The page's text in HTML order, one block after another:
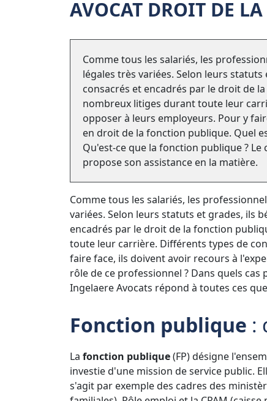
AVOCAT DROIT DE
Comme tous les salariés, les
légales très variées. Selon leurs
consacrés et encadrés par le droit de
nombreux litiges durant toute leur
opposer à leurs employeurs. Pour y
en droit de la fonction publique. Quel
Qu'est-ce que la fonction publique ?
propose son assistance en la matière.
Comme tous les salariés, les
variées. Selon leurs statuts et grades, ils
encadrés par le droit de la fonction
toute leur carrière. Différents types de
faire face, ils doivent avoir recours à
rôle de ce professionnel ? Dans quels
Ingelaere Avocats répond à toutes ces
Fonction publique :
La fonction publique(FP) désigne
investie d'une mission de service public.
s'agit par exemple des cadres des